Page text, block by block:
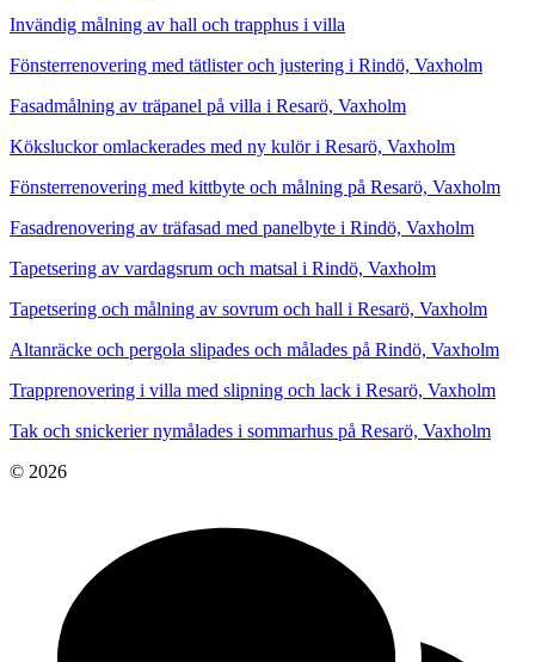
Invändig målning av hall och trapphus i villa
Fönsterrenovering med tätlister och justering i Rindö, Vaxholm
Fasadmålning av träpanel på villa i Resarö, Vaxholm
Köksluckor omlackerades med ny kulör i Resarö, Vaxholm
Fönsterrenovering med kittbyte och målning på Resarö, Vaxholm
Fasadrenovering av träfasad med panelbyte i Rindö, Vaxholm
Tapetsering av vardagsrum och matsal i Rindö, Vaxholm
Tapetsering och målning av sovrum och hall i Resarö, Vaxholm
Altanräcke och pergola slipades och målades på Rindö, Vaxholm
Trapprenovering i villa med slipning och lack i Resarö, Vaxholm
Tak och snickerier nymålades i sommarhus på Resarö, Vaxholm
© 2026